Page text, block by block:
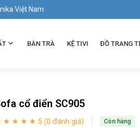
Việt Nam
BÀN TRÀ KỆ TIVI ĐỒ TRANG
cổ điển SC905
★ ★ ★ ★ 5 (0 đánh giá) Còn hàng